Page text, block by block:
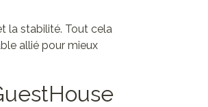
la stabilité. Tout cela
allié pour mieux